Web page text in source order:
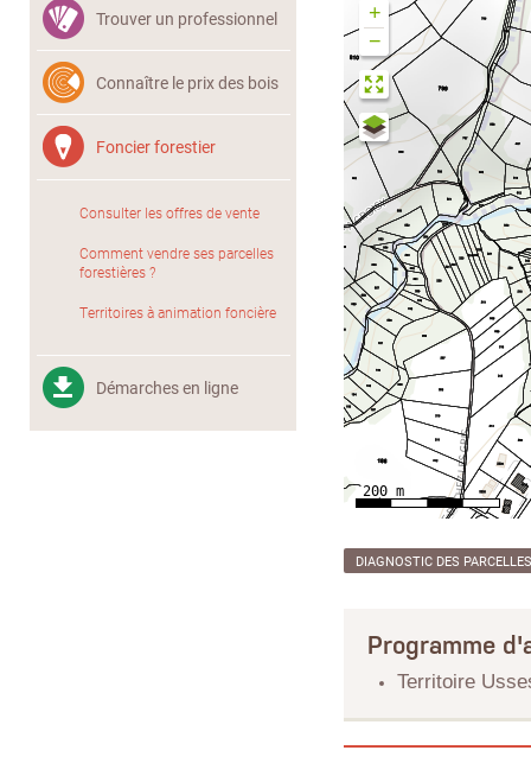
Trouver un professionnel
Connaître le prix des bois
Foncier forestier
Consulter les offres de vente
Comment vendre ses parcelles
forestières ?
Territoires à animation foncière
Démarches en ligne
+
−
DIAGNOSTIC DES PARCELLES
Programme
Territoire